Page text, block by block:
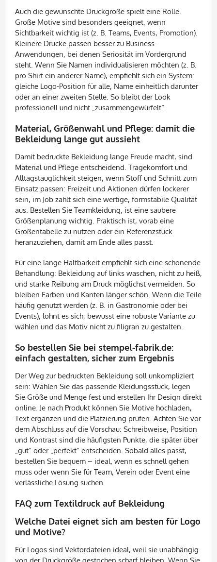
Auch die gewünschte Druckgröße spielt eine Rolle.
Große Motive sind besonders geeignet, wenn
Sichtbarkeit wichtig ist (z. B. Teams, Events, Promotion).
Kleinere Drucke passen besser zu Business-
Anwendungen, bei denen Seriosität im Vordergrund
steht. Wenn Sie Namen individualisieren möchten (z. B.
pro Shirt ein anderer Name), empfiehlt sich ein System:
gleiche Logo-Position für alle, Name einheitlich darunter
oder an einer zweiten Stelle. So bleibt der Look
professionell und nicht „zusammengewürfelt“.
Material, Größenwahl und Pflege: damit die
Bekleidung lange gut aussieht
Damit bedruckte Bekleidung lange Freude macht, sind
Material und Pflege entscheidend. Tragekomfort und
Alltagstauglichkeit steigen, wenn Stoff und Schnitt zum
Einsatz passen: Freizeit und Aktionen dürfen lockerer
sein, im Job zahlt sich eine wertige, formstabile Qualität
aus. Bestellen Sie Teamkleidung, ist eine saubere
Größenplanung wichtig. Praktisch ist, vorab eine
Größentabelle zu nutzen oder ein Referenzstück
heranzuziehen, damit am Ende alles passt.
Für eine lange Haltbarkeit empfiehlt sich eine schonende
Behandlung: Bekleidung auf links waschen, nicht zu heiß,
und starke Reibung am Druck möglichst vermeiden. So
bleiben Farben und Kanten länger schön. Wenn die Teile
häufig genutzt werden (z. B. in Gastronomie oder bei
Events), lohnt es sich, bewusst eine robuste Variante zu
wählen und das Motiv nicht zu filigran zu gestalten.
So bestellen Sie bei stempel-fabrik.de:
einfach gestalten, sicher zum Ergebnis
Der Weg zur bedruckten Bekleidung soll unkompliziert
sein: Wählen Sie das passende Kleidungsstück, legen
Sie Größe und Menge fest und erstellen Ihr Design direkt
online. Je nach Produkt können Sie Motive hochladen,
Text ergänzen und die Platzierung prüfen. Achten Sie vor
dem Abschluss auf die Vorschau: Schreibweise, Position
und Kontrast sind die häufigsten Punkte, die später über
„gut“ oder „perfekt“ entscheiden. Sobald alles passt,
bestellen Sie bequem – ideal, wenn es schnell gehen
muss oder wenn Sie für Team, Verein oder Event eine
verlässliche Lösung suchen.
FAQ zum Textildruck auf Bekleidung
Welche Datei eignet sich am besten für Logo
und Motive?
Für Logos sind Vektordateien ideal, weil sie unabhängig